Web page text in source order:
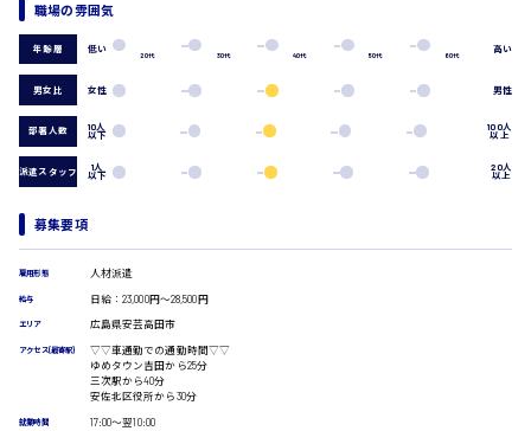
フォークリフト
介護・医療系
医師
介護職
看護助手
オフィスワーク系
データ入力
コールセンターオペレーター
医療事務
広島市南区
広島市西区
広島市安佐南区
時給1300円～
時給1400円～
職場の雰囲気
年齢層 低い
20代 30代 40代 50代 60代
高い
男女比 女性 男性
部署人数 10人
以下
100人
以上
派遣スタッフ 1人
以下
20人
以上
募集要項
雇用形態 人材派遣
給与 日給：23,000円～28,500円
エリア 広島県安芸高田市
アクセス(最寄駅)
▽▽車通勤での通勤時間▽▽
ゆめタウン吉田から25分
三次駅から40分
安佐北区役所から30分
就業時間 17:00〜翌10:00